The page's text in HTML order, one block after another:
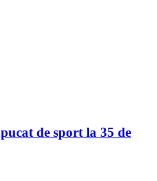
de sport la 35 de